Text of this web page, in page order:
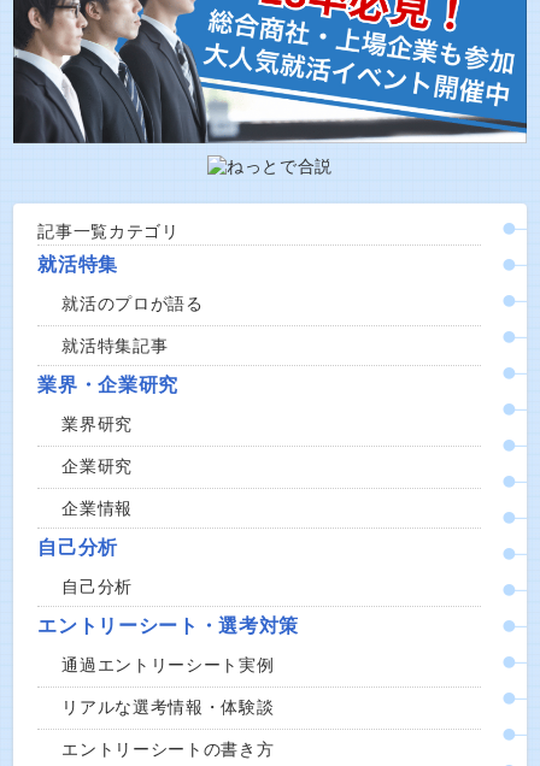
記事一覧カテゴリ
就活特集
就活のプロが語る
就活特集記事
業界・企業研究
業界研究
企業研究
企業情報
自己分析
自己分析
エントリーシート・選考対策
通過エントリーシート実例
リアルな選考情報・体験談
エントリーシートの書き方